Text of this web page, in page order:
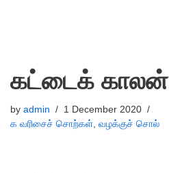
கட்டைக் காலன்
by admin
1 December 2020
க வரிசைச் சொற்கள், வழக்குச் சொல்